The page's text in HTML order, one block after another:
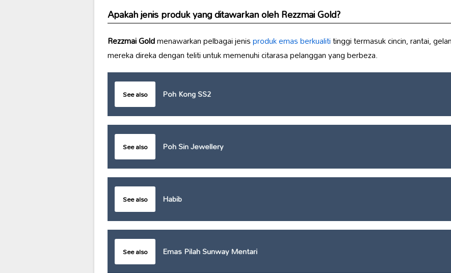
Apakah jenis produk yang ditawarkan olehRezzmai Gold?
Rezzmai Goldmenawarkan pelbagai jenisproduk emas berkualititinggi termasuk cincin, rantai,
mereka direka dengan teliti untuk memenuhi citarasa pelanggan yang berbeza.
See also Poh Kong SS2
See also Poh Sin Jewellery
See also Habib
See also Emas Pilah Sunway Mentari